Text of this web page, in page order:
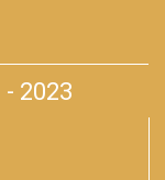
2023